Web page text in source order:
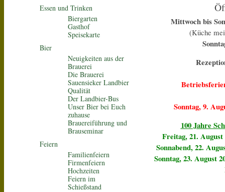
Mittwoch bis
(Küche
Sonntag, 9.
100 Jahre
Freitag, 21. August
Sonnabend, 22.
Sonntag, 23. August
Essen und Trinken
Biergarten
Gasthof
Speisekarte
Bier
Neuigkeiten aus der
Brauerei
Die Brauerei
Sauensieker Landbier
Qualität
Der Landbier-Bus
Unser Bier bei Euch
zuhause
Brauereiführung und
Brauseminar
Feiern
Familienfeiern
Firmenfeiern
Hochzeiten
Feiern im
Schießstand